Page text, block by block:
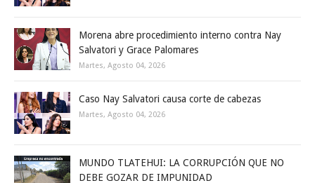
Morena abre procedimiento interno contra Nay
Salvatori y Grace Palomares
Martes, Agosto 04, 2026
Caso Nay Salvatori causa corte de cabezas
Martes, Agosto 04, 2026
MUNDO TLATEHUI: LA CORRUPCIÓN QUE NO
DEBE GOZAR DE IMPUNIDAD